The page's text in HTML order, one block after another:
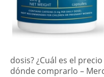
dosis? ¿Cuál es el
dónde comprarlo –